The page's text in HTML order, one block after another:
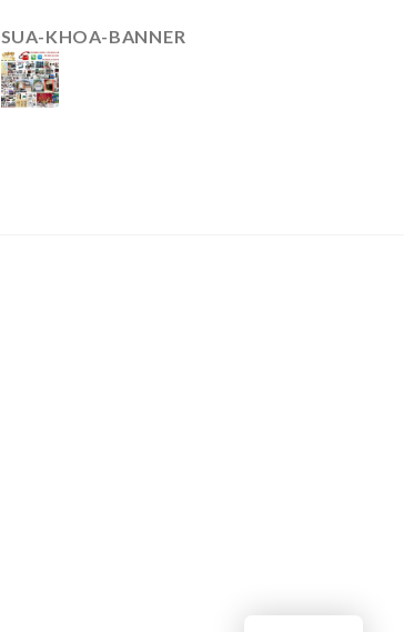
SUA-KHOA-BANNER